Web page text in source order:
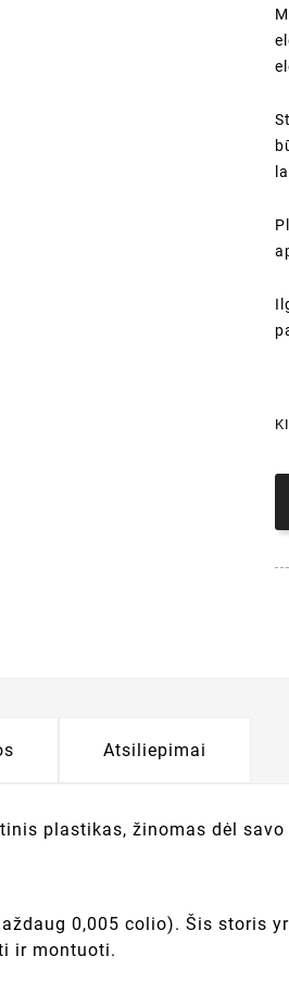
Atsiliepimai
plastikas, žinomas dėl
0,005 colio). Šis storis
ir montuoti.